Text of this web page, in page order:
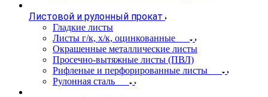
Листовой и рулонный прокат
Гладкие листы
Листы г/к, х/к, оцинкованные
Окрашенные металлические листы
Просечно-вытяжные листы (ПВЛ)
Рифленые и перфорированные листы
Рулонная сталь